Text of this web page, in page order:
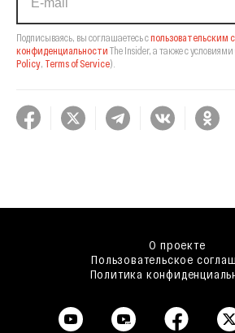
Подписываясь, вы соглашаетесь спользовательским
конфиденциальности The Insider, а также с условиями
Policy, Terms of Service).
О проекте
Пользовательское
Политика